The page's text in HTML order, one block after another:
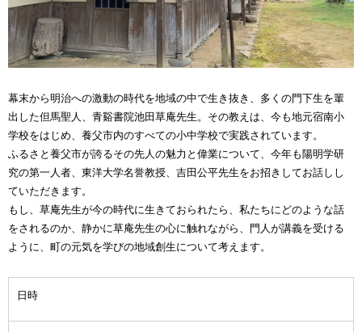
幕末から明治への激動の時代を地域の中で生き抜き、多くの門下生を輩
出した但馬聖人、青谿書院池田草庵先生。その教えは、今も地元宿南小
学校をはじめ、養父市内のすべての小中学校で実践されています。
ふるさと養父市が誇るその先人の魅力と偉業について、今年も陽明学研
究の第一人者、東洋大学名誉教授、吉田公平先生をお招きしてお話しし
ていただきます。
もし、草庵先生が今の時代に生きておられたら、私たちにどのような話
をされるのか、静かに草庵先生の心に触れながら、門人が講義を受ける
ように、町の元気を学びの地域創生について考えます。
日時